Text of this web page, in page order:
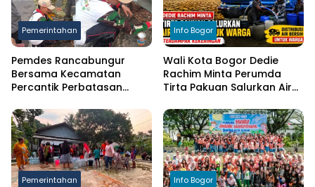
Pemerintahan
Pemdes Rancabungur
Bersama Kecamatan
Percantik Perbatasan
Putih Sambut HUT RI ke-81
Info Bogor
Wali Kota Bogor Dedie
Rachim Minta Perumda
Tirta Pakuan Salurkan Air
Terdampak Kekeringan
Pemerintahan Info Bogor